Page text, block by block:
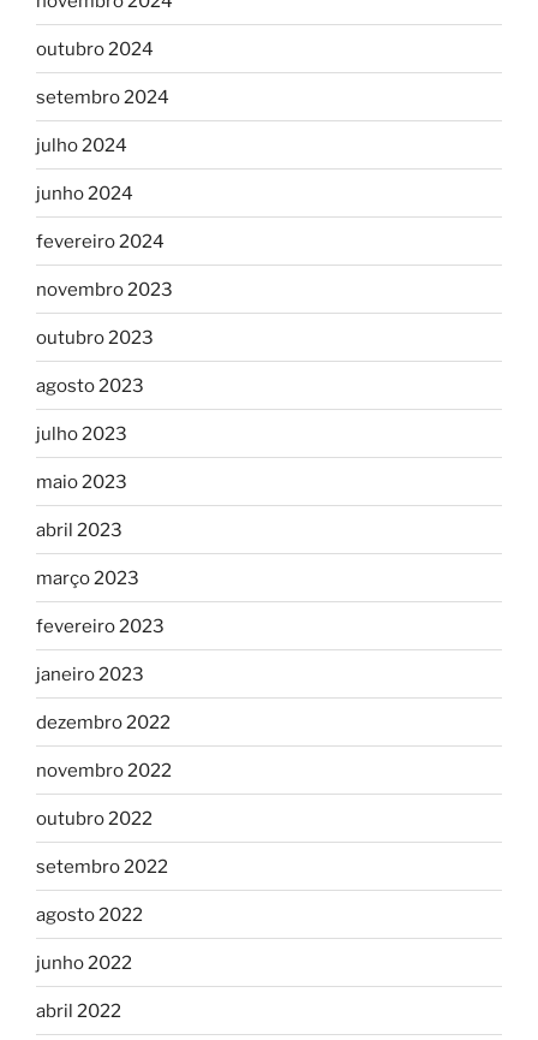
outubro 2024
setembro 2024
julho 2024
junho 2024
fevereiro 2024
novembro 2023
outubro 2023
agosto 2023
julho 2023
maio 2023
abril 2023
março 2023
fevereiro 2023
janeiro 2023
dezembro 2022
novembro 2022
outubro 2022
setembro 2022
agosto 2022
junho 2022
abril 2022